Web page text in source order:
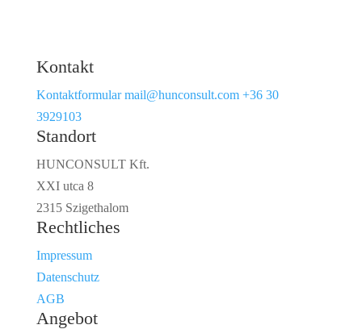
Kontakt
Kontaktformular mail@hunconsult.com +36 30
3929103
Standort
HUNCONSULT Kft.
XXI utca 8
2315 Szigethalom
Rechtliches
Impressum
Datenschutz
AGB
Angebot